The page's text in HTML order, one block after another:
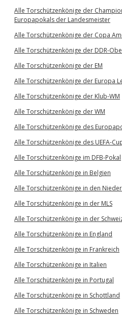
Alle Torschützenkönige der
Europapokals der Landesmeister
Alle Torschützenkönige der Copa
Alle Torschützenkönige der DDR-
Alle Torschützenkönige der EM
Alle Torschützenkönige der Europa
Alle Torschützenkönige der Klub-WM
Alle Torschützenkönige der WM
Alle Torschützenkönige des
Alle Torschützenkönige des UEFA-
Alle Torschützenkönige im DFB-Pokal
Alle Torschützenkönige in Belgien
Alle Torschützenkönige in den
Alle Torschützenkönige in der MLS
Alle Torschützenkönige in der
Alle Torschützenkönige in England
Alle Torschützenkönige in Frankreich
Alle Torschützenkönige in Italien
Alle Torschützenkönige in Portugal
Alle Torschützenkönige in Schottland
Alle Torschützenkönige in Schweden